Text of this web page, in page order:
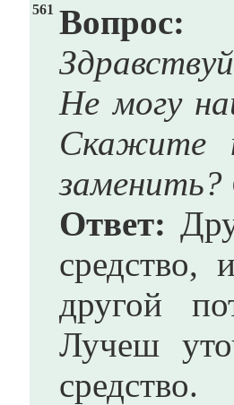
561 Вопрос:
Не могу
Скажите
заменить?
Ответ:
средство,
другой
Лучеш
средство.